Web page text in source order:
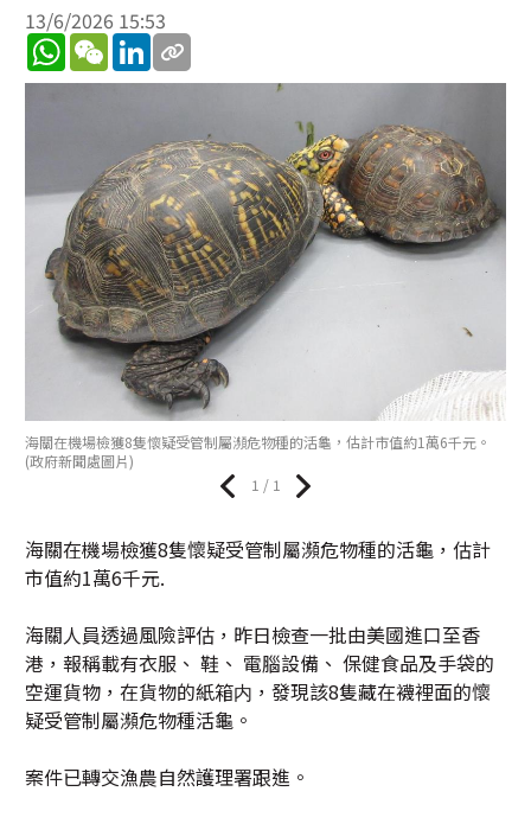
13/6/2026 15:53
WhatsApp
WeChatLinkedIn
海關在機場檢獲8隻懷疑受管制屬瀕危物種的活龜，估計市值約1萬6千元。
(政府新聞處圖片)
1 / 1
海關在機場檢獲8隻懷疑受管制屬瀕危物種的活龜，估計
市值約1萬6千元.
海關人員透過風險評估，昨日檢查一批由美國進口至香
港，報稱載有衣服、 鞋、 電腦設備、 保健食品及手袋的
空運貨物，在貨物的紙箱内，發現該8隻藏在襪裡面的懷
疑受管制屬瀕危物種活龜。
案件已轉交漁農自然護理署跟進。